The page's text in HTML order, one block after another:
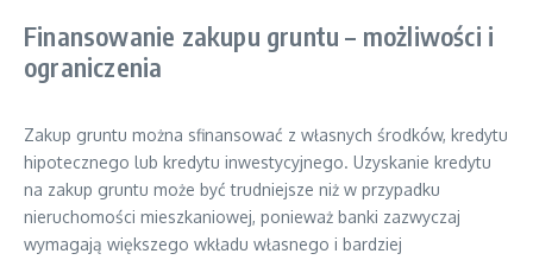
Finansowanie zakupu gruntu – możliwości i
ograniczenia
Zakup gruntu można sfinansować z własnych środków, kredytu
hipotecznego lub kredytu inwestycyjnego. Uzyskanie kredytu
na zakup gruntu może być trudniejsze niż w przypadku
nieruchomości mieszkaniowej, ponieważ banki zazwyczaj
wymagają większego wkładu własnego i bardziej